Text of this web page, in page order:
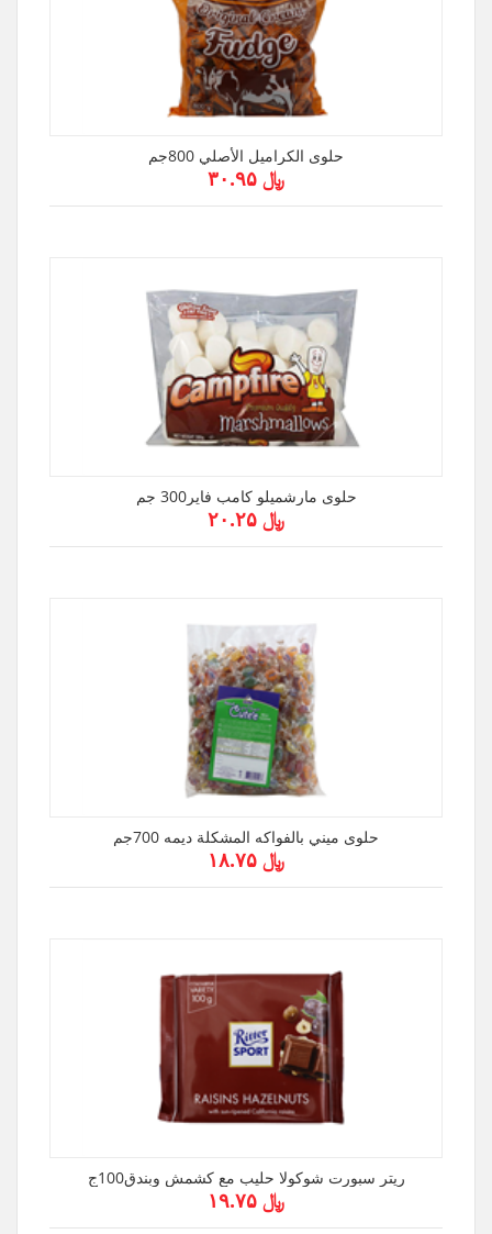
حلوى الكراميل الأصلي 800جم
﷼ ۳۰.۹۵
حلوى مارشميلو كامب فاير300 جم
﷼ ۲۰.۲۵
حلوى ميني بالفواكه المشكلة ديمه 700جم
﷼ ۱۸.۷۵
ريتر سبورت شوكولا حليب مع كشمش وبندق100ج
﷼ ۱۹.۷۵